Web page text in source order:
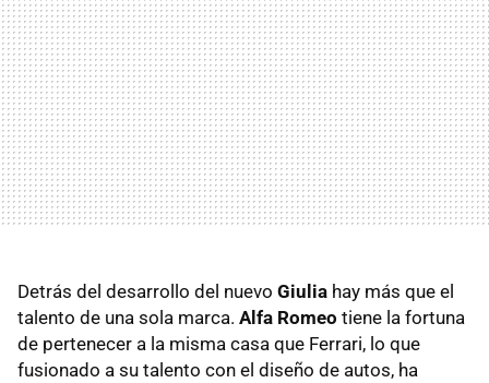
Detrás del desarrollo del nuevo Giulia hay más que el
talento de una sola marca. Alfa Romeo tiene la fortuna
de pertenecer a la misma casa que Ferrari, lo que
fusionado a su talento con el diseño de autos, ha